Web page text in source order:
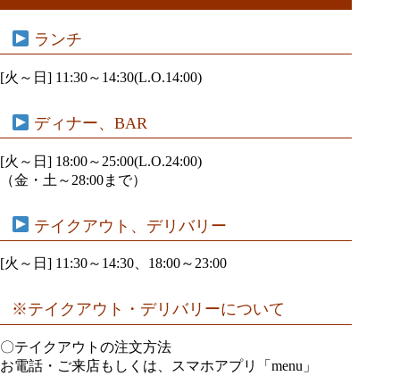
ランチ
[火～日] 11:30～14:30(L.O.14:00)
ディナー、BAR
[火～日] 18:00～25:00(L.O.24:00)
（金・土～28:00まで）
テイクアウト、デリバリー
[火～日] 11:30～14:30、18:00～23:00
※テイクアウト・デリバリーについて
〇テイクアウトの注文方法
お電話・ご来店もしくは、スマホアプリ「menu」